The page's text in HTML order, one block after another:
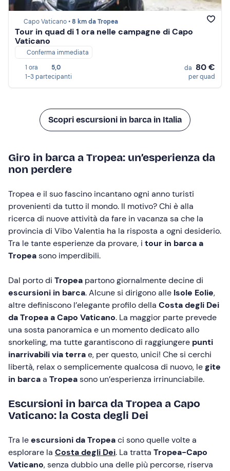
Capo Vaticano •8 km da Tropea
Tour in quad di 1 ora nelle campagne di Capo
Vaticano
Conferma immediata
1 ora
5,0
1-3 partecipanti
da 80 €
per quad
Scopri escursioni in barca in Italia
Giro in barca a Tropea: un’esperienza da
non perdere
Tropea e il suo fascino incantano ogni anno turisti
provenienti da tutto il mondo. Il motivo? Chi è alla
ricerca di nuove attività da fare in vacanza sa che la
provincia di Vibo Valentia ha la risposta a ogni desiderio.
Tra le tante esperienze da provare, i tour in barca a
Tropeasono imperdibili.
Dal porto di Tropea partono giornalmente decine di
escursioni in barca. Alcune si dirigono alle Isole Eolie,
altre definiscono l’elegante profilo della Costa degli Dei
da TropeaaCapo Vaticano. La maggior parte prevede
una sosta panoramica e un momento dedicato allo
snorkeling, ma tutte garantiscono di raggiungere punti
inarrivabili via terrae, per questo, unici! Che si cerchi
libertà, relax o semplicemente qualcosa di nuovo, legite
in barcaa Tropeasono un’esperienza irrinunciabile.
Escursioni in barca da Tropea a Capo
Vaticano: la Costa degli Dei
Tra leescursionida Tropeaci sono quelle volte a
esplorare la Costa degli Dei. La tratta Tropea-Capo
Vaticano, senza dubbio una delle più percorse, riserva